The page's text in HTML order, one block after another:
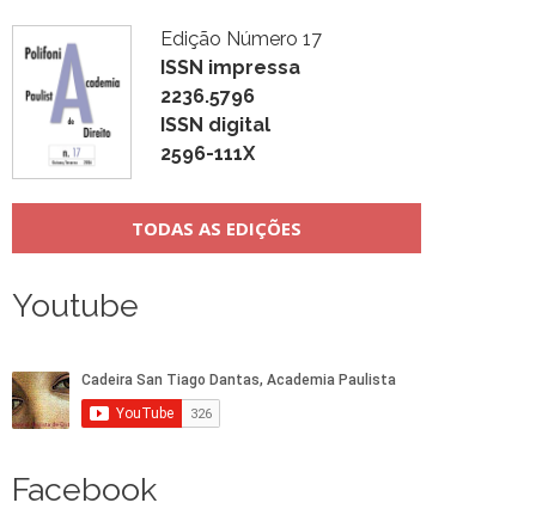
Edição Número 17
ISSN impressa
2236.5796
ISSN digital
2596-111X
TODAS AS EDIÇÕES
Youtube
Facebook